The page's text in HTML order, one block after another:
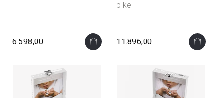
6.598,00
pike
11.896,00